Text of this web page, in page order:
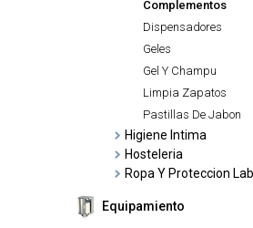
Complementos
Dispensadores
Geles
Gel Y Champu
Limpia Zapatos
Pastillas De Jabon
Higiene Intima
Hosteleria
Ropa Y Proteccion
Equipamiento